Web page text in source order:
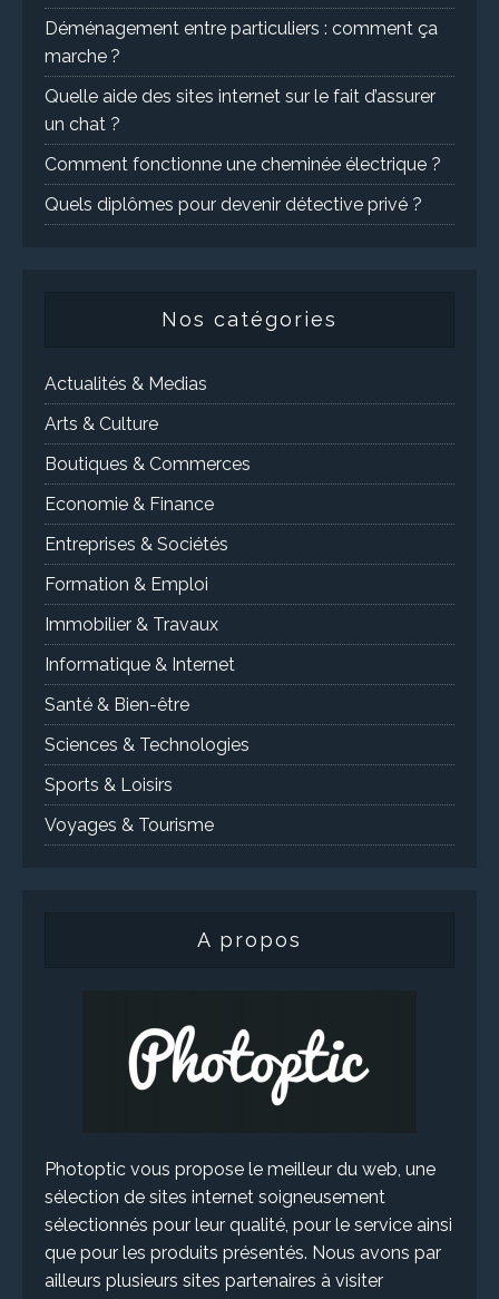
Déménagement entre particuliers : comment ça
marche ?
Quelle aide des sites internet sur le fait d’assurer
un chat ?
Comment fonctionne une cheminée électrique ?
Quels diplômes pour devenir détective privé ?
Nos catégories
Actualités & Medias
Arts & Culture
Boutiques & Commerces
Economie & Finance
Entreprises & Sociétés
Formation & Emploi
Immobilier & Travaux
Informatique & Internet
Santé & Bien-être
Sciences & Technologies
Sports & Loisirs
Voyages & Tourisme
A propos
Photoptic vous propose le meilleur du web, une
sélection de sites internet soigneusement
sélectionnés pour leur qualité, pour le service ainsi
que pour les produits présentés. Nous avons par
ailleurs plusieurs sites partenaires à visiter